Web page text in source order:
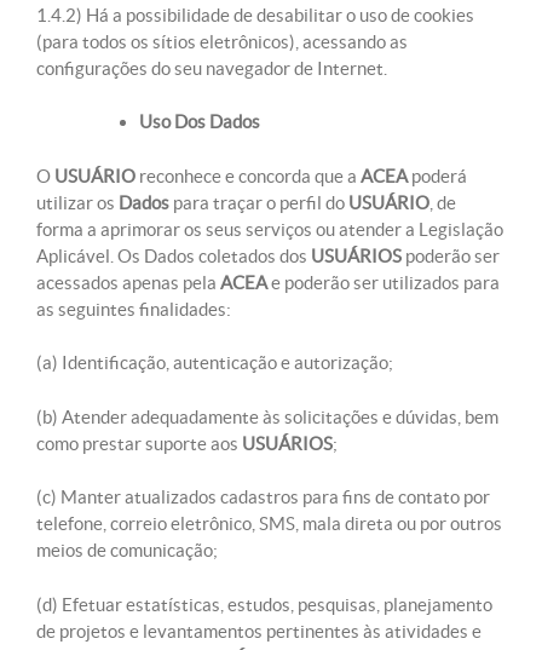
1.4.2) Há a possibilidade de desabilitar o uso de cookies
(para todos os sítios eletrônicos), acessando as
configurações do seu navegador de Internet.
Uso Dos Dados
O USUÁRIO reconhece e concorda que a ACEApoderá
utilizar os Dados para traçar o perfil do USUÁRIO , de
forma a aprimorar os seus serviços ou atender a Legislação
Aplicável. Os Dados coletados dos USUÁRIOS poderão ser
acessados apenas pela ACEAe poderão ser utilizados para
as seguintes finalidades:
(a) Identificação, autenticação e autorização;
(b) Atender adequadamente às solicitações e dúvidas, bem
como prestar suporte aos USUÁRIOS;
(c) Manter atualizados cadastros para fins de contato por
telefone, correio eletrônico, SMS, mala direta ou por outros
meios de comunicação;
(d) Efetuar estatísticas, estudos, pesquisas, planejamento
de projetos e levantamentos pertinentes às atividades e